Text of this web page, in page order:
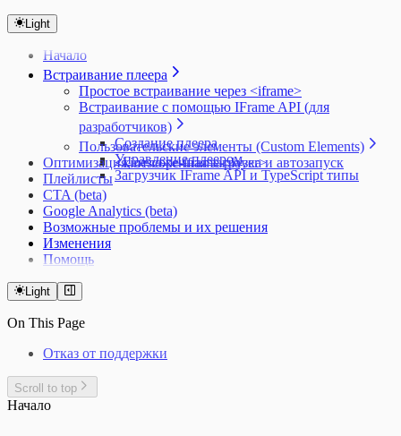
Light
Начало
Встраивание плеера
Простое встраивание через <iframe>
Встраивание с помощью IFrame API (для
разработчиков)
Создание плеера
Управление плеером
Загрузчик IFrame API и TypeScript типы
Пользовательские элементы (Custom Elements)
<kinescope-iframe-player>
Оптимизация, отложенная загрузка и автозапуск
Плейлисты
CTA (beta)
Google Analytics (beta)
Возможные проблемы и их решения
Изменения
Помощь
Light
On This Page
Отказ от поддержки
Scroll to top
Начало